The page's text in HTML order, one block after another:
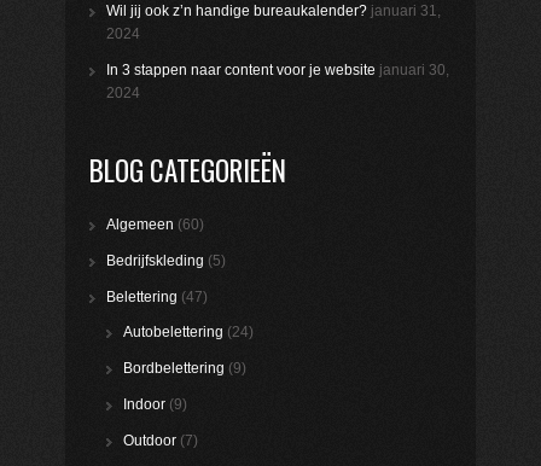
Wil jij ook z’n handige bureaukalender? januari 31,
2024
In 3 stappen naar content voor je website januari 30,
2024
BLOG CATEGORIEËN
Algemeen (60)
Bedrijfskleding (5)
Belettering (47)
Autobelettering (24)
Bordbelettering (9)
Indoor (9)
Outdoor (7)